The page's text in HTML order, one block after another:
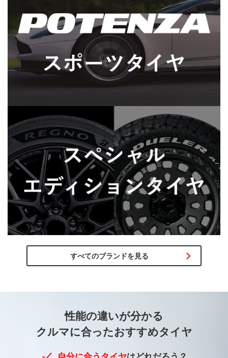
すべてのブランドを見る
性能の違いが分かる
クルマに合ったおすすめタイヤ